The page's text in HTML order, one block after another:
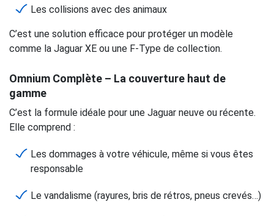
Les collisions avec des animaux
C’est une solution efficace pour protéger un modèle
comme la Jaguar XE ou une F-Type de collection.
Omnium Complète – La couverture haut de
gamme
C’est la formule idéale pour une Jaguar neuve ou récente.
Elle comprend :
Les dommages à votre véhicule, même si vous êtes
responsable
Le vandalisme (rayures, bris de rétros, pneus crevés…)